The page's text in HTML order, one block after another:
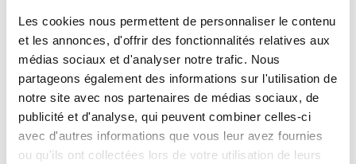
Les cookies nous permettent de personnaliser le contenu
et les annonces, d'offrir des fonctionnalités relatives aux
médias sociaux et d'analyser notre trafic. Nous
partageons également des informations sur l'utilisation de
notre site avec nos partenaires de médias sociaux, de
publicité et d'analyse, qui peuvent combiner celles-ci
avec d'autres informations que vous leur avez fournies
ou qu'ils ont collectées lors de votre utilisation de leurs